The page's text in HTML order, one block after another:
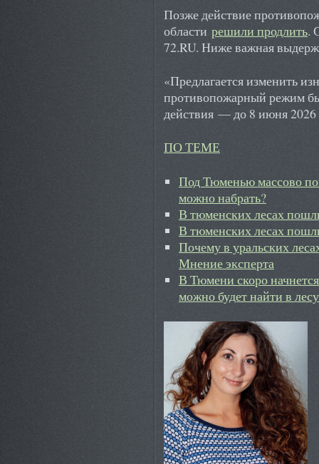
Позже действие
области решили продлить.
72.RU. Ниже важная
«Предлагается изменить
противопожарный режим
действия — до 8 июня 2026
ПО ТЕМЕ
Под Тюменью массово
можно набрать?
В тюменских лесах
В тюменских лесах
Почему в уральских
Мнение эксперта
В Тюмени скоро
можно будет найти в лесу